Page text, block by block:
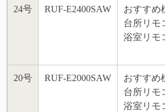
24号 RUF-E2400SAW
おすすめ
台所リモ
浴室リモ
20号 RUF-E2000SAW
おすすめ
台所リモ
浴室リモ